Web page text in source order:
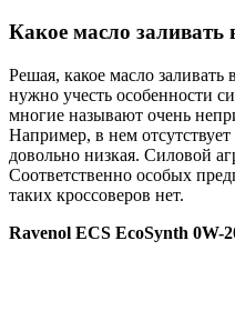
Какое масло заливать
Решая, какое масло заливать
нужно учесть особенности
многие называют очень
Например, в нем
довольно низкая. Силовой
Соответственно особых
таких кроссоверов нет.
Ravenol ECS EcoSynth 0W-